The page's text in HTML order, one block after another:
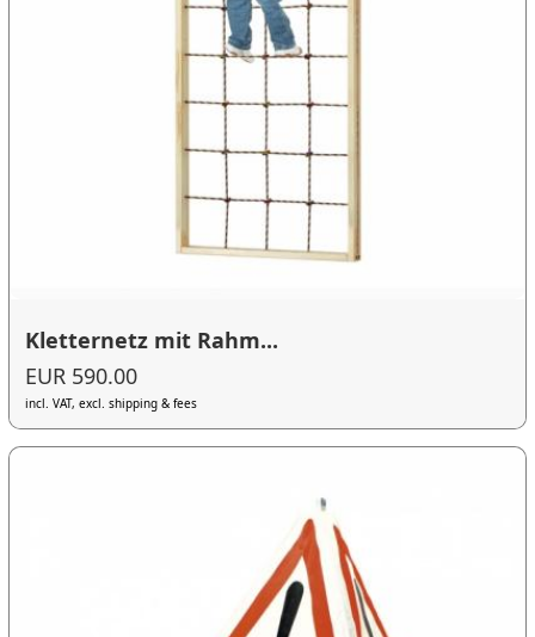
Kletternetz mit Rahm...
EUR 590.00
incl. VAT, excl. shipping & fees